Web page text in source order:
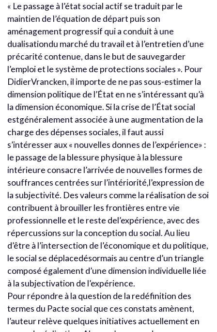
« Le passage à l’état social actif se traduit par le
maintien de l’équation de départ puis son
aménagement progressif qui a conduit à une
dualisationdu marché du travail et à l’entretien d’une
précarité contenue, dans le but de sauvegarder
l’emploi et le système de protections sociales ». Pour
DidierVrancken, il importe de ne pas sous-estimer la
dimension politique de l’État en ne s’intéressant qu’à
la dimension économique. Si la crise de l’État social
estgénéralement associée à une augmentation de la
charge des dépenses sociales, il faut aussi
s’intéresser aux « nouvelles donnes de l’expérience» :
le passage de la blessure physique à la blessure
intérieure consacre l’arrivée de nouvelles formes de
souffrances centrées sur l’intériorité,l’expression de
la subjectivité. Des valeurs comme la réalisation de soi
contribuent à brouiller les frontières entre vie
professionnelle et le reste del’expérience, avec des
répercussions sur la conception du social. Au lieu
d’être à l’intersection de l’économique et du politique,
le social se déplacedésormais au centre d’un triangle
composé également d’une dimension individuelle liée
à la subjectivation de l’expérience.
Pour répondre à la question de la redéfinition des
termes du Pacte social que ces constats amènent,
l’auteur relève quelques initiatives actuellement en